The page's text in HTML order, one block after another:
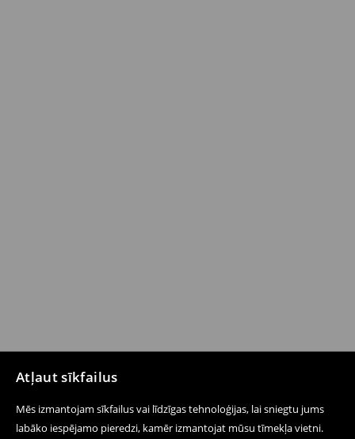
Atļaut sīkfailus
Mēs izmantojam sīkfailus vai līdzīgas tehnoloģijas, lai sniegtu jums
labāko iespējamo pieredzi, kamēr izmantojat mūsu tīmekļa vietni.